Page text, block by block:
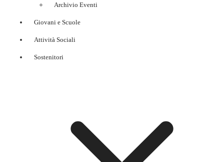
Archivio Eventi
Giovani e Scuole
Attività Sociali
Sostenitori